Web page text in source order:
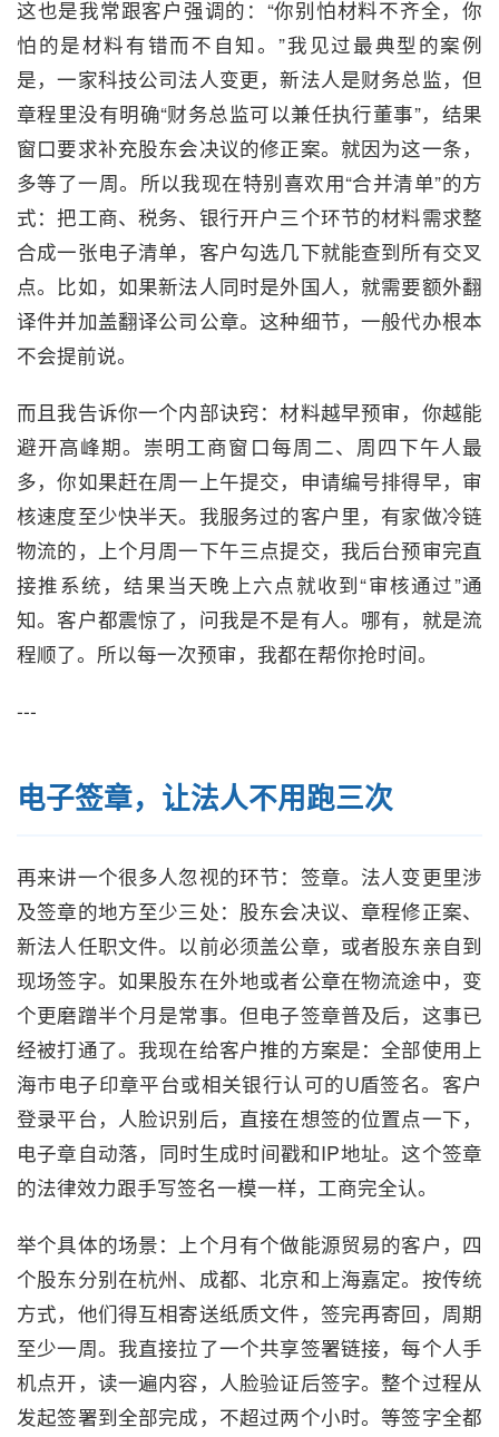
这也是我常跟客户强调的：“你别怕材料不齐全，你
怕的是材料有错而不自知。”我见过最典型的案例
是，一家科技公司法人变更，新法人是财务总监，但
章程里没有明确“财务总监可以兼任执行董事”，结果
窗口要求补充股东会决议的修正案。就因为这一条，
多等了一周。所以我现在特别喜欢用“合并清单”的方
式：把工商、税务、银行开户三个环节的材料需求整
合成一张电子清单，客户勾选几下就能查到所有交叉
点。比如，如果新法人同时是外国人，就需要额外翻
译件并加盖翻译公司公章。这种细节，一般代办根本
不会提前说。
而且我告诉你一个内部诀窍：材料越早预审，你越能
避开高峰期。崇明工商窗口每周二、周四下午人最
多，你如果赶在周一上午提交，申请编号排得早，审
核速度至少快半天。我服务过的客户里，有家做冷链
物流的，上个月周一下午三点提交，我后台预审完直
接推系统，结果当天晚上六点就收到“审核通过”通
知。客户都震惊了，问我是不是有人。哪有，就是流
程顺了。所以每一次预审，我都在帮你抢时间。
---
电子签章，让法人不用跑三次
再来讲一个很多人忽视的环节：签章。法人变更里涉
及签章的地方至少三处：股东会决议、章程修正案、
新法人任职文件。以前必须盖公章，或者股东亲自到
现场签字。如果股东在外地或者公章在物流途中，变
个更磨蹭半个月是常事。但电子签章普及后，这事已
经被打通了。我现在给客户推的方案是：全部使用上
海市电子印章平台或相关银行认可的U盾签名。客户
登录平台，人脸识别后，直接在想签的位置点一下，
电子章自动落，同时生成时间戳和IP地址。这个签章
的法律效力跟手写签名一模一样，工商完全认。
举个具体的场景：上个月有个做能源贸易的客户，四
个股东分别在杭州、成都、北京和上海嘉定。按传统
方式，他们得互相寄送纸质文件，签完再寄回，周期
至少一周。我直接拉了一个共享签署链接，每个人手
机点开，读一遍内容，人脸验证后签字。整个过程从
发起签署到全部完成，不超过两个小时。等签字全都